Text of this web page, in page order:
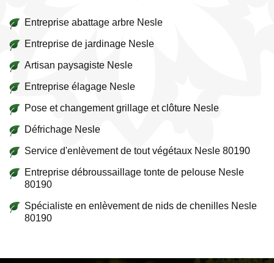
Entreprise abattage arbre Nesle
Entreprise de jardinage Nesle
Artisan paysagiste Nesle
Entreprise élagage Nesle
Pose et changement grillage et clôture Nesle
Défrichage Nesle
Service d'enlèvement de tout végétaux Nesle 80190
Entreprise débroussaillage tonte de pelouse Nesle
80190
Spécialiste en enlèvement de nids de chenilles Nesle
80190